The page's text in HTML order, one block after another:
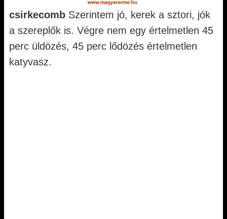
csirkecomb Szerintem jó, kerek a sztori, jók
a szereplők is. Végre nem egy értelmetlen 45
perc üldözés, 45 perc lődözés értelmetlen
katyvasz.